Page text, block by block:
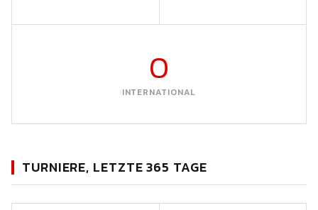
0
INTERNATIONAL
TURNIERE, LETZTE 365 TAGE